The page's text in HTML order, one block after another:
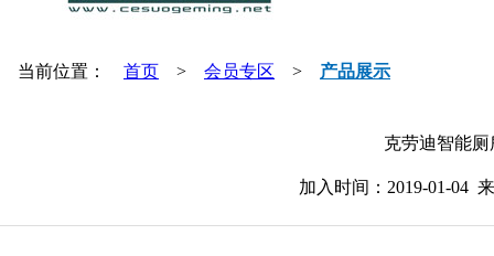
当前位置： 首页 > 会员专区 > 产品展示
克劳迪智能厕
加入时间：2019-01-04